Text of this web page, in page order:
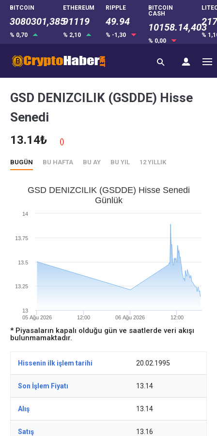
BITCOIN
3080301,385
% 0,70
ETHEREUM
91119
% 2,10
RIPPLE
49.94
% -1,30
BITCOIN
CASH
10158.14,403
% 0,00
%
GSD DENIZCILIK (GSDDE) Hisse
Senedi
13.14₺ ()
BUGÜN BU HAFTA BU AY BU YIL 12 YILLIK
GSD DENIZCILIK (GSDDE) Hisse Senedi
Günlük
05 Ağu 2026 12:00 06 Ağu 2026 12:00
13
13.25
13.5
13.75
14
* Piyasaların kapalı olduğu gün ve saatlerde veri akışı
bulunmamaktadır.
Hissenin ilk işlem tarihi 20.02.1995
Son İşlem Fiyatı 13.14
Alış 13.14
Satış 13.16